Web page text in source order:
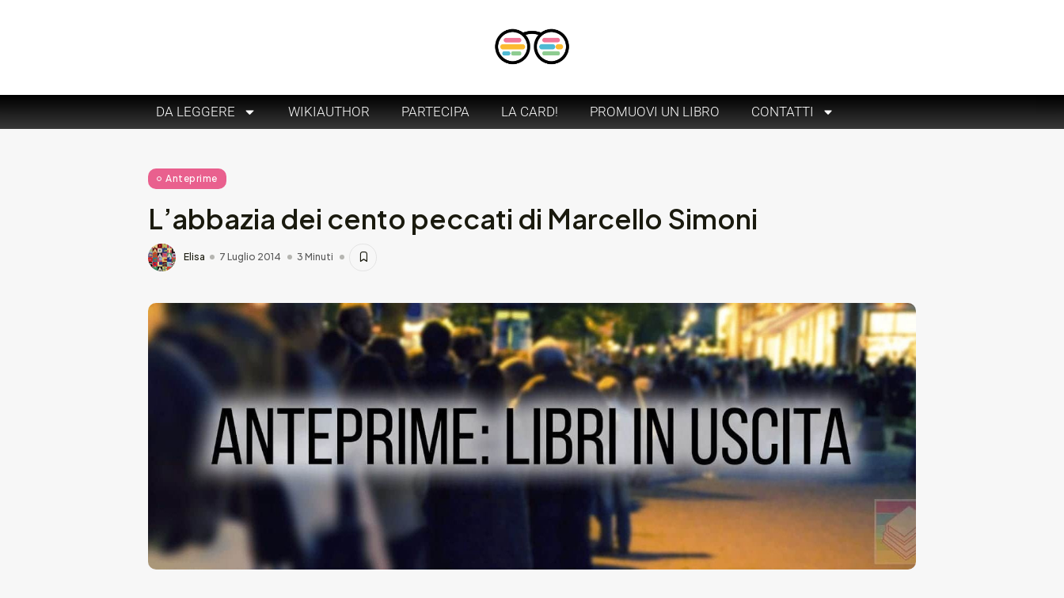
DA LEGGERE WIKIAUTHOR PARTECIPA LA CARD! PROMUOVI UN LIBRO CONTATTI
Anteprime
L’abbazia dei cento peccati di Marcello Simoni
Elisa 7 Luglio 2014 3 Minuti